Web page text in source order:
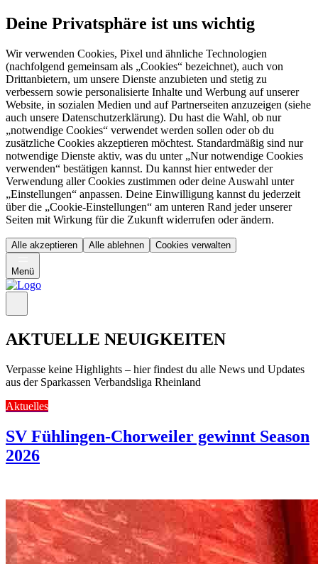
Deine Privatsphäre ist uns wichtig
Wir verwenden Cookies, Pixel und ähnliche Technologien
(nachfolgend gemeinsam als „Cookies“ bezeichnet), auch von
Drittanbietern, um unsere Dienste anzubieten und stetig zu
verbessern sowie personalisierte Inhalte und Werbung auf unserer
Website, in sozialen Medien und auf Partnerseiten anzuzeigen (siehe
auch unsere Datenschutzerklärung). Du hast die Wahl, ob nur
„notwendige Cookies“ verwendet werden sollen oder ob du
zusätzliche Cookies akzeptieren möchtest. Standardmäßig sind nur
notwendige Dienste aktiv, was du unter „Nur notwendige Cookies
verwenden“ bestätigen kannst. Du kannst hier entweder der
Verwendung aller Cookies zustimmen oder deine Auswahl unter
„Einstellungen“ anpassen. Deine Einwilligung kannst du jederzeit
über die „Cookie-Einstellungen“ am unteren Rand jeder unserer
Seiten mit Wirkung für die Zukunft widerrufen oder ändern.
Alle akzeptieren Alle ablehnen Cookies verwalten
Menü
AKTUELLE NEUIGKEITEN
Verpasse keine Highlights – hier findest du alle News und Updates
aus der Sparkassen Verbandsliga Rheinland
Aktuelles
SV Fühlingen-Chorweiler gewinnt Season
2026